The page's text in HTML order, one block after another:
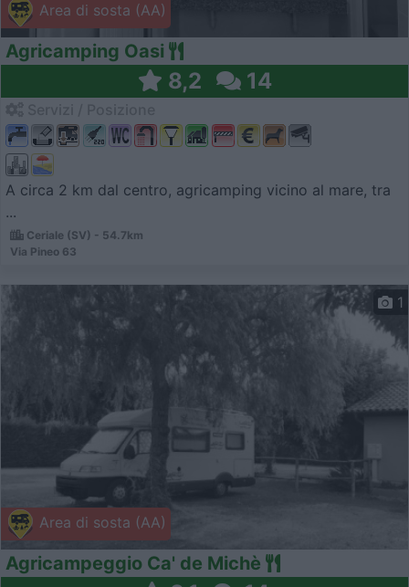
Area di sosta (AA)
Agricamping Oasi
8,2 14
A circa 2 km dal centro, agricamping vicino al mare, tra
...
Ceriale (SV) - 54.7km
Via Pineo 63
Area di sosta (AA)
1
Agricampeggio Ca' de Michè